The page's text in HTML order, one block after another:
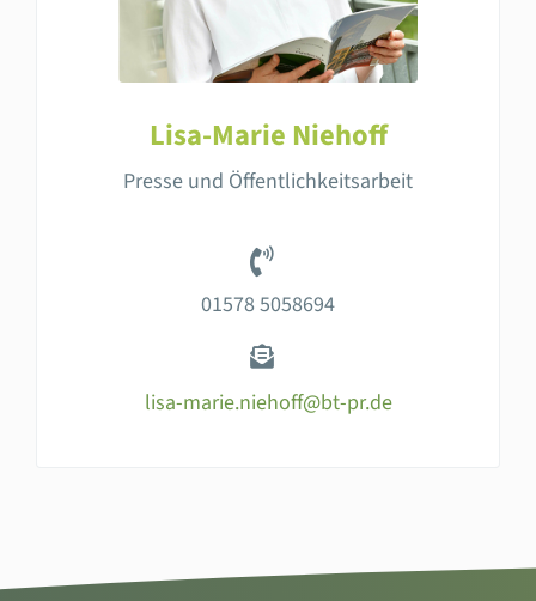
Lisa-Marie Niehoff
Presse und Öffentlichkeitsarbeit
01578 5058694
lisa-marie.niehoff@bt-pr.de